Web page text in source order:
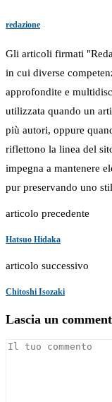
redazione
Gli articoli firmati
in cui diverse
approfondite e
utilizzata quando un
più autori, oppure
riflettono la linea del
impegna a mantenere
pur preservando uno
articolo precedente
Hatsuo Hidaka
articolo successivo
Chitoshi Isozaki
Lascia un